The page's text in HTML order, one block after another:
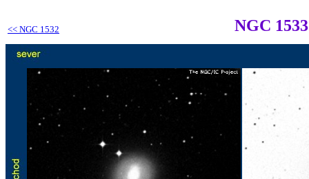
<< NGC 1532 NGC 1533